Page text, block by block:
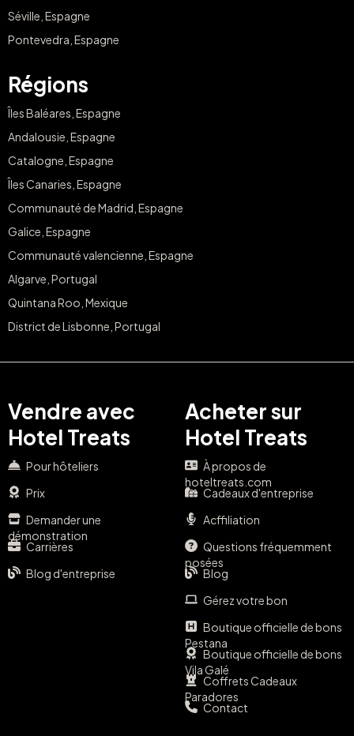
Séville, Espagne
Pontevedra, Espagne
Régions
Îles Baléares, Espagne
Andalousie, Espagne
Catalogne, Espagne
Îles Canaries, Espagne
Communauté de Madrid, Espagne
Galice, Espagne
Communauté valencienne, Espagne
Algarve, Portugal
Quintana Roo, Mexique
District de Lisbonne, Portugal
Vendre avec
Hotel Treats
Pour hôteliers
Prix
Demander une
démonstration
Carrières
Blog d'entreprise
Acheter sur
Hotel Treats
À propos de
hoteltreats.com
Cadeaux d'entreprise
Acffiliation
Questions fréquemment
posées
Blog
Gérez votre bon
Boutique officielle de bons
Pestana
Boutique officielle de bons
Vila Galé
Coffrets Cadeaux
Paradores
Contact